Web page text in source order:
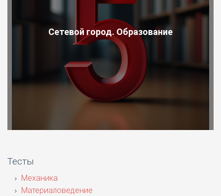
Сетевой город. Образование
Тесты
Механика
Материаловедение